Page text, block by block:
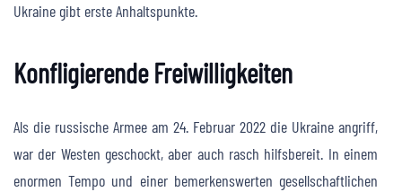
Ukraine gibt erste Anhaltspunkte.
Konfligierende Freiwilligkeiten
Als die russische Armee am 24. Februar 2022 die Ukraine angriff,
war der Westen geschockt, aber auch rasch hilfsbereit. In einem
enormen Tempo und einer bemerkenswerten gesellschaftlichen